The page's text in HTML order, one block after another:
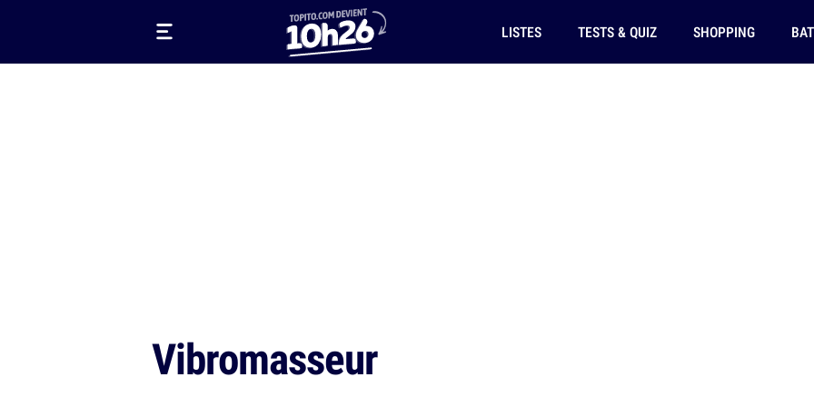
LISTES TESTS & QUIZ SHOPPING
Vibromasseur